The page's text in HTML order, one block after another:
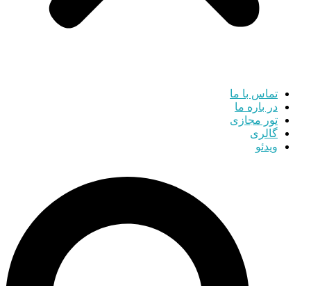
تماس با ما
در باره ما
تور مجازی
گالری
ویدئو